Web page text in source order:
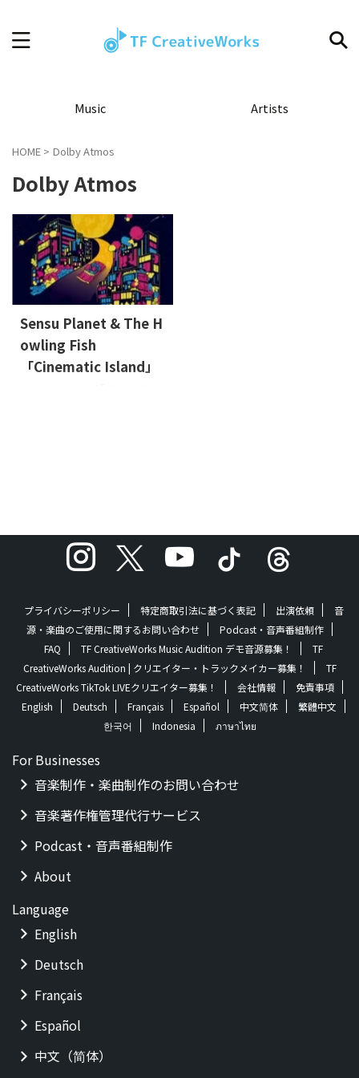
Music Artists
HOME > Dolby Atmos
Dolby Atmos
Sensu Planet & The H
owling Fish
「Cinematic Island」
そんなミッドナイトに首都高
を流しながら、都会のネオン
とソウルが溶け合う時間を ...
プライバシーポリシー 特定商取引法に基づく表記 出演依頼
音
源・楽曲のご使用に関するお問い合わせ
Podcast・音声番組制作
FAQ
TF CreativeWorks Music Audition デモ音源募集！
TF
CreativeWorks Audition | クリエイター・トラックメイカー募集！
TF
CreativeWorks TikTok LIVEクリエイター募集！
会社情報
免責事項
English
Deutsch Français Español 中文简体
繁體中文
한국어
Indonesia ภาษาไทย
For Businesses
音楽制作・楽曲制作のお問い合わせ
音楽著作権管理代行サービス
Podcast・音声番組制作
About
Language
English
Deutsch
Français
Español
中文（简体）